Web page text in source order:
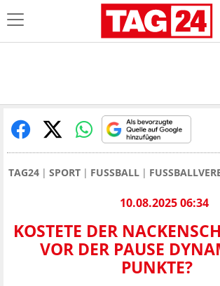
TAG24 SPORT FUSSBALL
10.08.2025 06:34
KOSTETE DER
VOR DER PAUSE
PUNKTE?